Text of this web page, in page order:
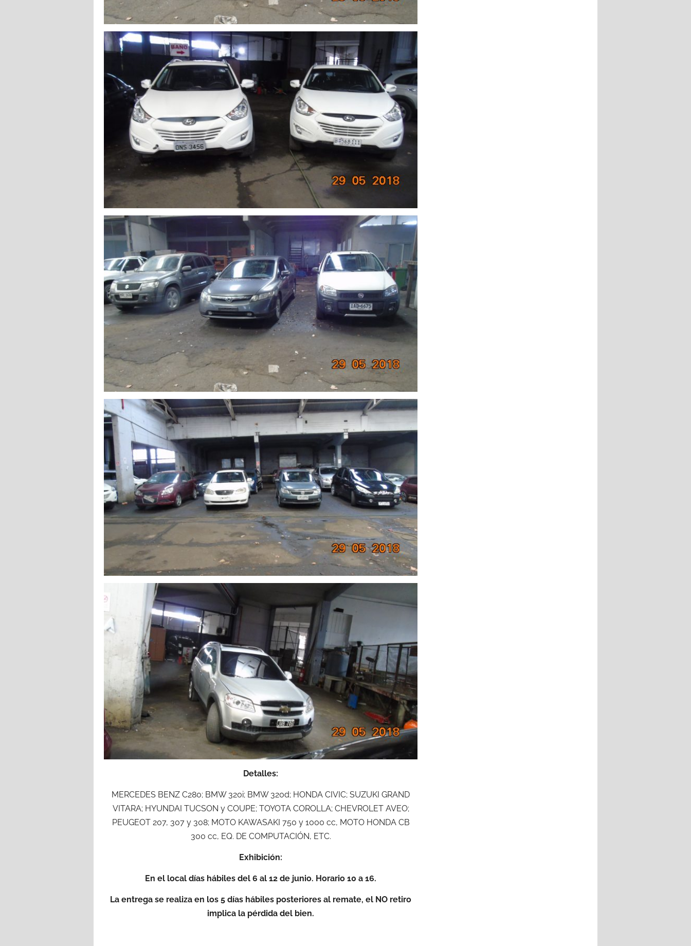
Detalles:
MERCEDES BENZ C280; BMW 320i; BMW 320d; HONDA CIVIC; SUZUKI GRAND
VITARA; HYUNDAI TUCSON y COUPE; TOYOTA COROLLA; CHEVROLET AVEO;
PEUGEOT 207, 307 y 308; MOTO KAWASAKI 750 y 1000 cc, MOTO HONDA CB
300 cc, EQ. DE COMPUTACIÓN, ETC.
Exhibición:
En el local días hábiles del 6 al 12 de junio. Horario 10 a 16.
La entrega se realiza en los 5 días hábiles posteriores al remate, el NO retiro
implica la pérdida del bien.